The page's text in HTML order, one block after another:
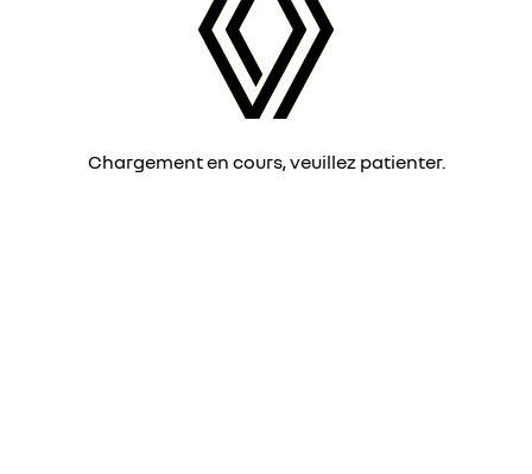
Chargement en cours, veuillez patienter.